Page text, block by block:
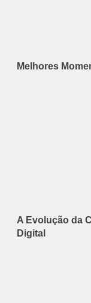
Melhores
A Evolução da
Digital